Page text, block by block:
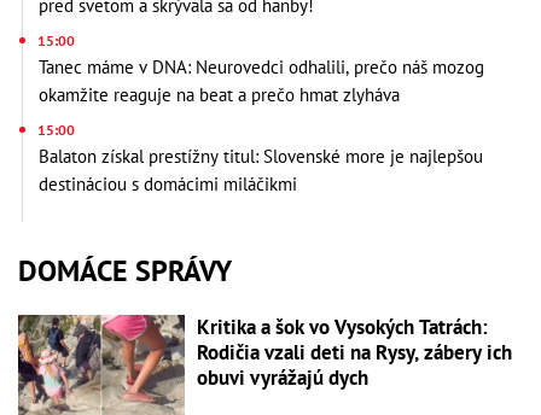
pred svetom a skrývala sa od hanby!
15:00
Tanec máme v DNA: Neurovedci odhalili, prečo náš mozog
okamžite reaguje na beat a prečo hmat zlyháva
15:00
Balaton získal prestížny titul: Slovenské more je najlepšou
destináciou s domácimi miláčikmi
DOMÁCE SPRÁVY
Kritika a šok vo Vysokých Tatrách:
Rodičia vzali deti na Rysy, zábery ich
obuvi vyrážajú dych